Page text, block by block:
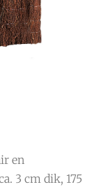
en
3 cm dik, 175